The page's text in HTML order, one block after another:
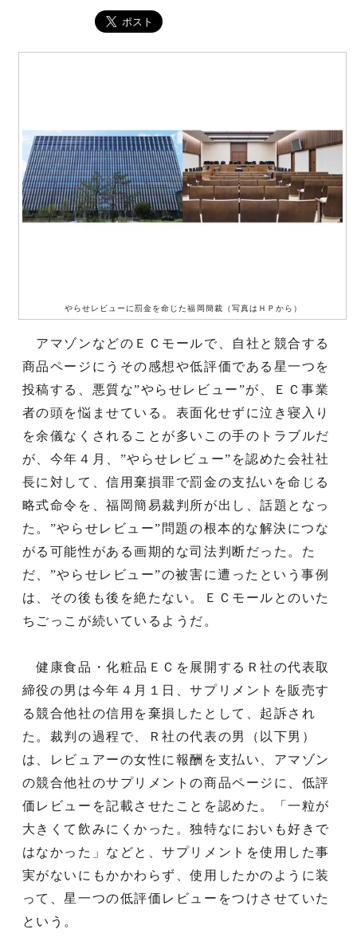
やらせレビューに罰金を命じた福岡簡裁（写真はＨＰから）
アマゾンなどのＥＣモールで、自社と競合する
商品ページにうその感想や低評価である星一つを
投稿する、悪質な”やらせレビュー”が、ＥＣ事業
者の頭を悩ませている。表面化せずに泣き寝入り
を余儀なくされることが多いこの手のトラブルだ
が、今年４月、”やらせレビュー”を認めた会社社
長に対して、信用棄損罪で罰金の支払いを命じる
略式命令を、福岡簡易裁判所が出し、話題となっ
た。”やらせレビュー”問題の根本的な解決につな
がる可能性がある画期的な司法判断だった。た
だ、”やらせレビュー”の被害に遭ったという事例
は、その後も後を絶たない。ＥＣモールとのいた
ちごっこが続いているようだ。
健康食品・化粧品ＥＣを展開するＲ社の代表取
締役の男は今年４月１日、サプリメントを販売す
る競合他社の信用を棄損したとして、起訴され
た。裁判の過程で、Ｒ社の代表の男（以下男）
は、レビュアーの女性に報酬を支払い、アマゾン
の競合他社のサプリメントの商品ページに、低評
価レビューを記載させたことを認めた。「一粒が
大きくて飲みにくかった。独特なにおいも好きで
はなかった」などと、サプリメントを使用した事
実がないにもかかわらず、使用したかのように装
って、星一つの低評価レビューをつけさせていた
という。